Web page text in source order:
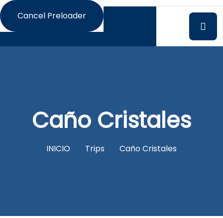
Cancel Preloader
Caño Cristales
INICIO Trips Caño Cristales